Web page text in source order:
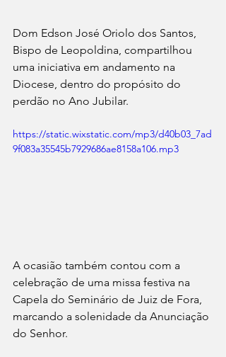
Dom Edson José Oriolo dos Santos,
Bispo de Leopoldina, compartilhou
uma iniciativa em andamento na
Diocese, dentro do propósito do
perdão no Ano Jubilar.
https://static.wixstatic.com/mp3/d40b03_7ad
9f083a35545b7929686ae8158a106.mp3
A ocasião também contou com a
celebração de uma missa festiva na
Capela do Seminário de Juiz de Fora,
marcando a solenidade da Anunciação
do Senhor.